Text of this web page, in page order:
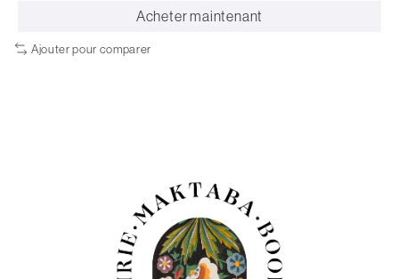
Acheter maintenant
Ajouter pour comparer